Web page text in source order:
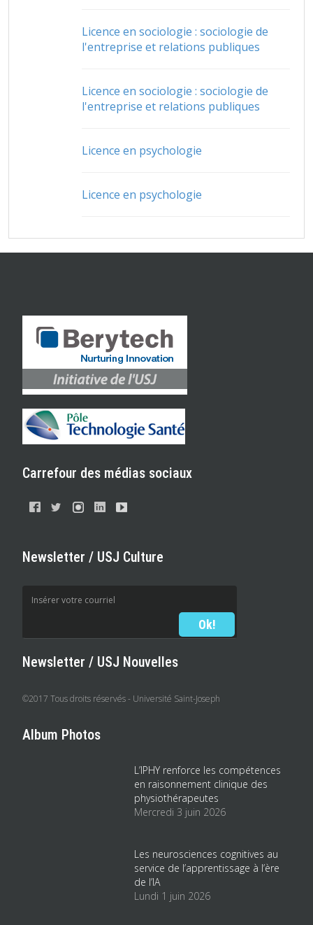
Licence en sociologie : sociologie de
l'entreprise et relations publiques
Licence en sociologie : sociologie de
l'entreprise et relations publiques
Licence en psychologie
Licence en psychologie
Carrefour des médias sociaux
Newsletter / USJ Culture
Newsletter / USJ Nouvelles
©2017 Tous droits réservés - Université Saint-Joseph
Album Photos
L’IPHY renforce les compétences
en raisonnement clinique des
physiothérapeutes
Mercredi 3 juin 2026
Les neurosciences cognitives au
service de l’apprentissage à l’ère
de l’IA
Lundi 1 juin 2026